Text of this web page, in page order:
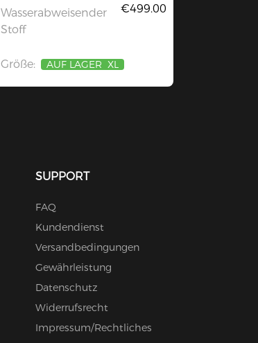
Wasserabweisender
Stoff
€499.00
Größe: AUF LAGER XL
SUPPORT
FAQ
Kundendienst
Versandbedingungen
Gewährleistung
Datenschutz
Widerrufsrecht
Impressum/Rechtliches